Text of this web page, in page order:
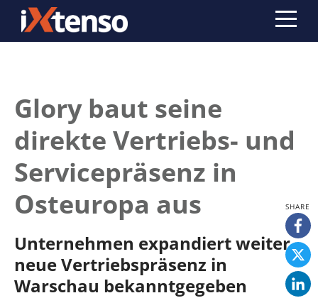
Glory baut seine
direkte Vertriebs- und
Servicepräsenz in
Osteuropa aus
Unternehmen expandiert weiter,
neue Vertriebspräsenz in
Warschau bekanntgegeben